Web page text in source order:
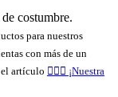
costumbre.
para nuestros
con más de un
artículo 🧏🏻‍♀️ ¡Nuestra